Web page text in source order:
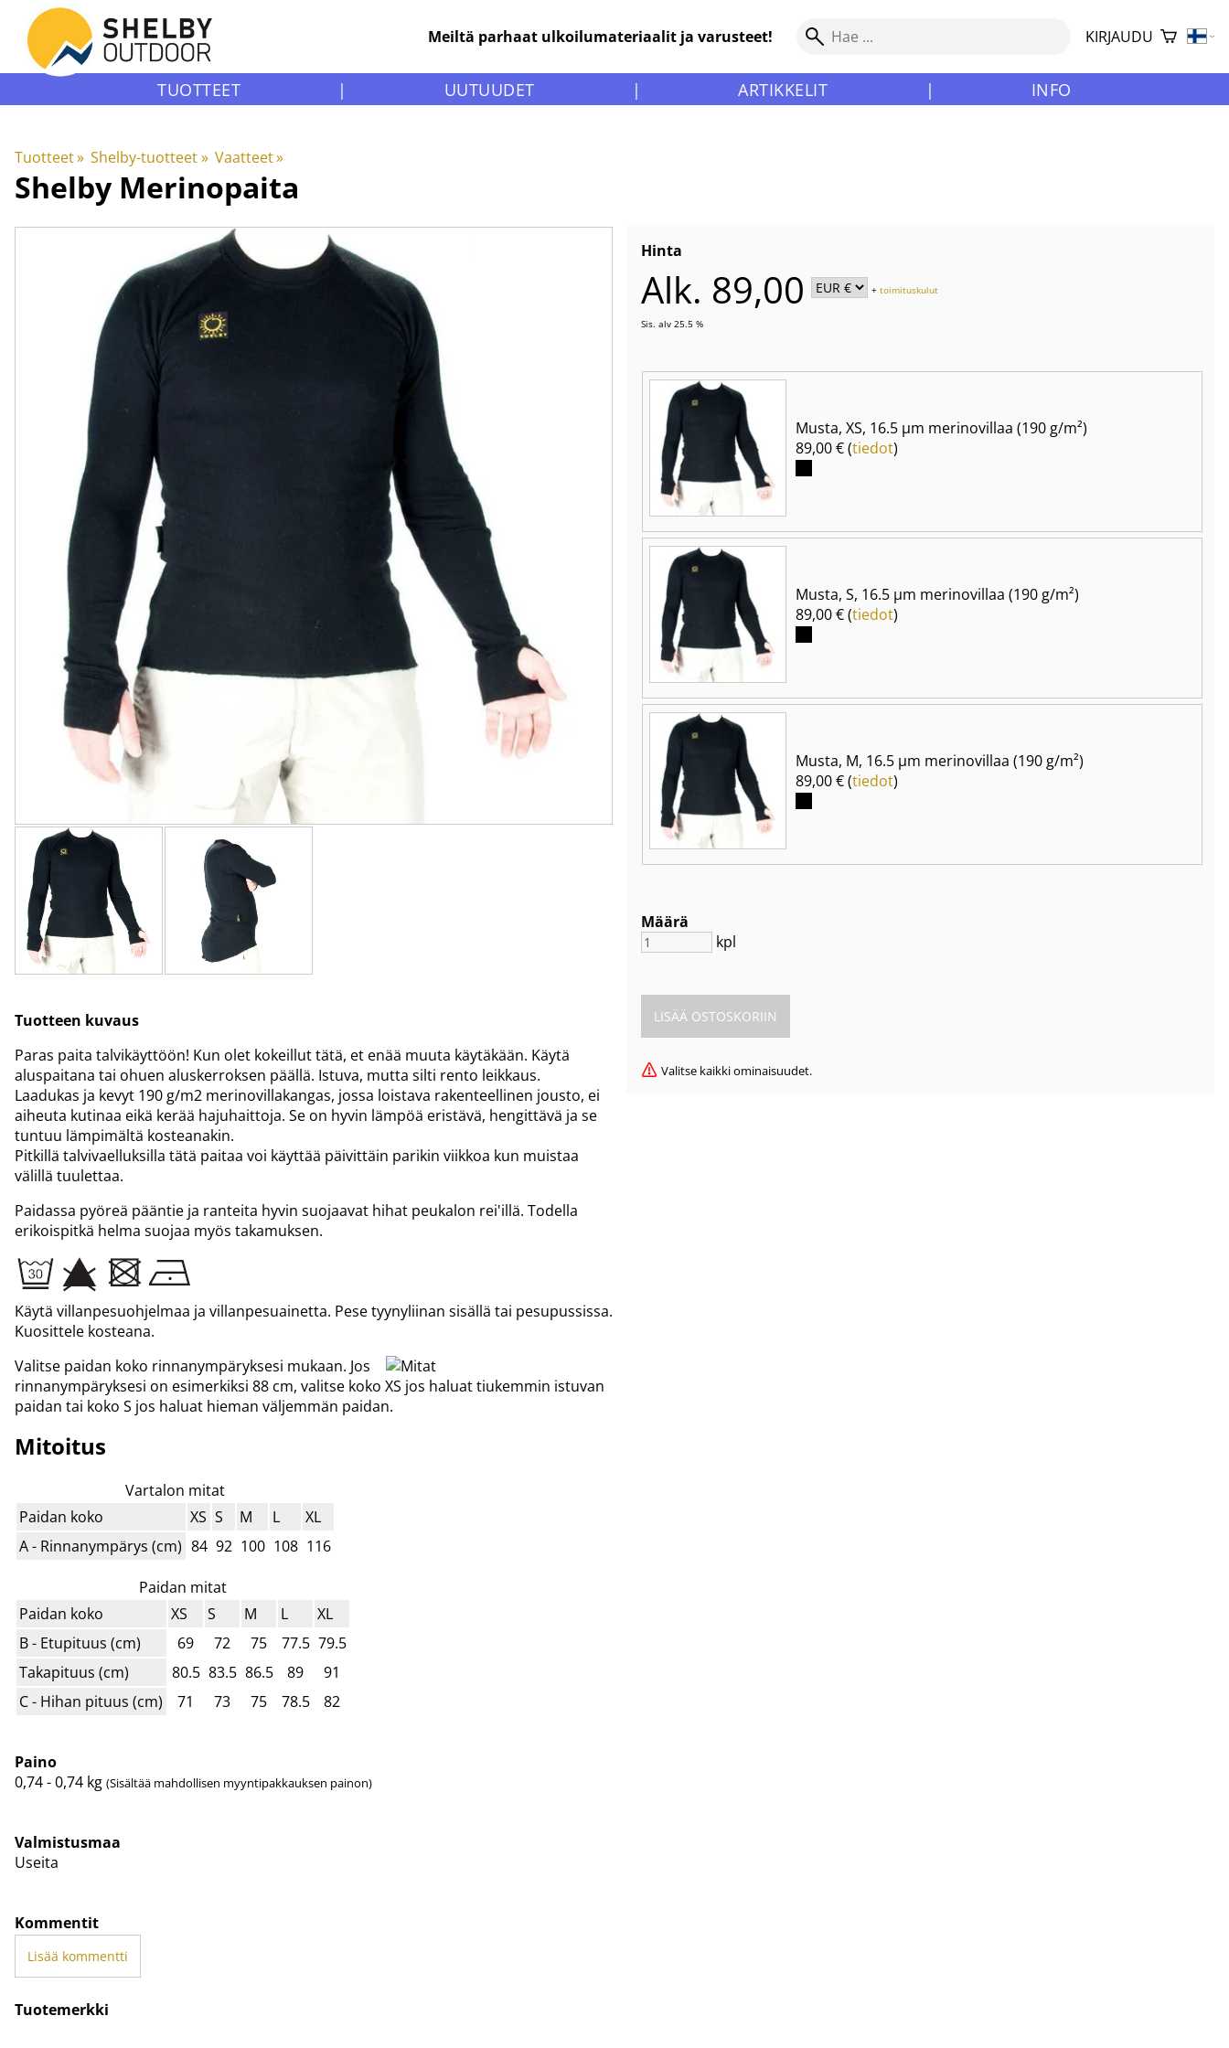
Meiltä parhaat ulkoilumateriaalit ja varusteet! KIRJAUDU
TUOTTEET | UUTUUDET | ARTIKKELIT | INFO
Tuotteet‪» Shelby-tuotteet‪» Vaatteet‪»
Shelby Merinopaita
Hinta
Alk. 89,00 +toimituskulut
Sis. alv 25.5 %
Musta, XS, 16.5 µm merinovillaa (190 g/m²)
89,00 € (tiedot)
Musta, S, 16.5 µm merinovillaa (190 g/m²)
89,00 € (tiedot)
Musta, M, 16.5 µm merinovillaa (190 g/m²)
89,00 € (tiedot)
Määrä
kpl
Valitse kaikki ominaisuudet.
Tuotteen kuvaus
Paras paita talvikäyttöön! Kun olet kokeillut tätä, et enää muuta käytäkään. Käytä
aluspaitana tai ohuen aluskerroksen päällä. Istuva, mutta silti rento leikkaus.
Laadukas ja kevyt 190 g/m2 merinovillakangas, jossa loistava rakenteellinen jousto, ei
aiheuta kutinaa eikä kerää hajuhaittoja. Se on hyvin lämpöä eristävä, hengittävä ja se
tuntuu lämpimältä kosteanakin.
Pitkillä talvivaelluksilla tätä paitaa voi käyttää päivittäin parikin viikkoa kun muistaa
välillä tuulettaa.
Paidassa pyöreä pääntie ja ranteita hyvin suojaavat hihat peukalon rei'illä. Todella
erikoispitkä helma suojaa myös takamuksen.
Käytä villanpesuohjelmaa ja villanpesuainetta. Pese tyynyliinan sisällä tai pesupussissa.
Kuosittele kosteana.
Valitse paidan koko rinnanympäryksesi mukaan. Jos
rinnanympäryksesi on esimerkiksi 88 cm, valitse koko XS jos haluat tiukemmin istuvan
paidan tai koko S jos haluat hieman väljemmän paidan.
Mitoitus
Vartalon mitat
Paidan koko
XS S M L
XL
A - Rinnanympärys (cm) 84 92 100 108 116
Paidan mitat
Paidan koko
XS S M L
XL
B - Etupituus (cm)
69 72 75 77.5 79.5
Takapituus (cm)
80.5 83.5 86.5 89
91
C - Hihan pituus (cm)
71 73 75 78.5 82
Paino
0,74 - 0,74 kg (Sisältää mahdollisen myyntipakkauksen painon)
Valmistusmaa
Useita
Kommentit
Lisää kommentti
Tuotemerkki